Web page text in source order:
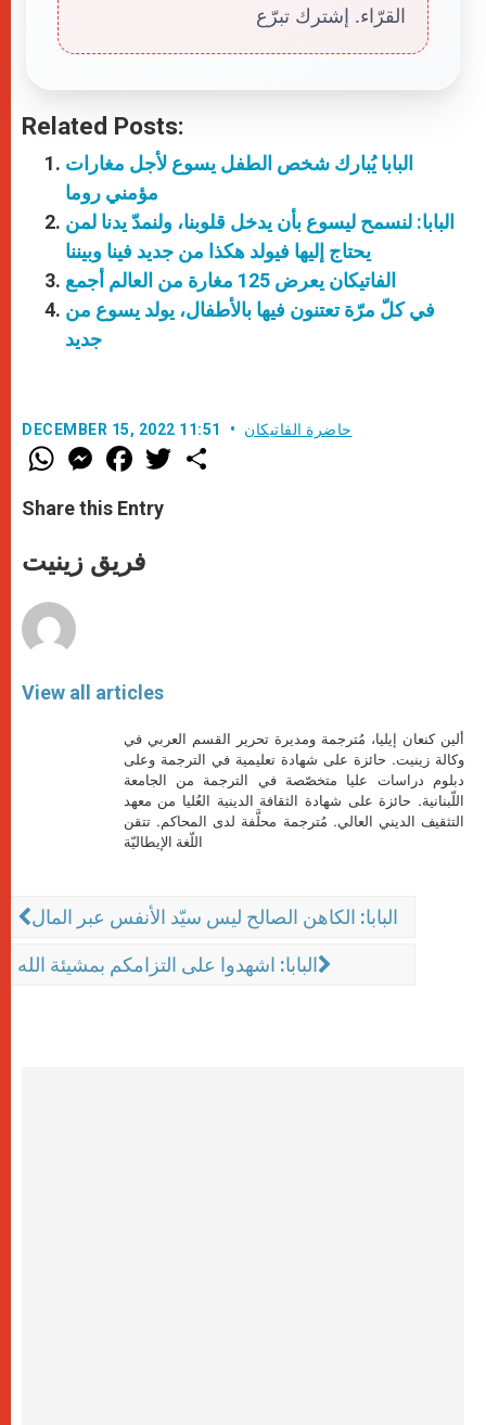
القرّاء. إشترك تبرّع
Related Posts:
البابا يُبارك شخص الطفل يسوع لأجل مغارات
مؤمني روما
البابا: لنسمح ليسوع بأن يدخل قلوبنا، ولنمدّ يدنا لمن
يحتاج إليها فيولد هكذا من جديد فينا وبيننا
الفاتيكان يعرض 125 مغارة من العالم أجمع
في كلّ مرّة تعتنون فيها بالأطفال، يولد يسوع من
جديد
DECEMBER 15, 2022 11:51 حاضرة الفاتيكان
W
h
t
s
p
p
M
e
s
e
g
e
F
a
e
b
o
k
w
Share this Entry
فريق زينيت
View all articles
ألين كنعان إيليا، مُترجمة ومديرة تحرير القسم العربي في
وكالة زينيت. حائزة على شهادة تعليمية في الترجمة وعلى
دبلوم دراسات عليا متخصّصة في الترجمة من الجامعة
اللّبنانية. حائزة على شهادة الثقافة الدينية العُليا من معهد
التثقيف الديني العالي. مُترجمة محلَّفة لدى المحاكم. تتقن
اللّغة الإيطاليّة
البابا: الكاهن الصالح ليس سيّد الأنفس عبر المال
البابا: اشهدوا على التزامكم بمشيئة الله